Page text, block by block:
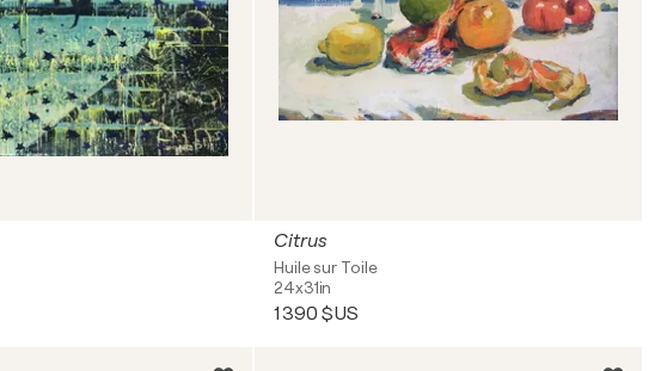
Citrus
Huile sur Toile
24x31in
1 390 $US